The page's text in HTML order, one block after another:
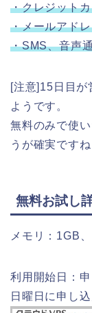
・クレジット
・メールアド
・SMS、音声
[注意]15日目が
ようです。
無料のみで使
うが確実ですね
無料お試し
メモリ：1GB
利用開始日：
日曜日に申し